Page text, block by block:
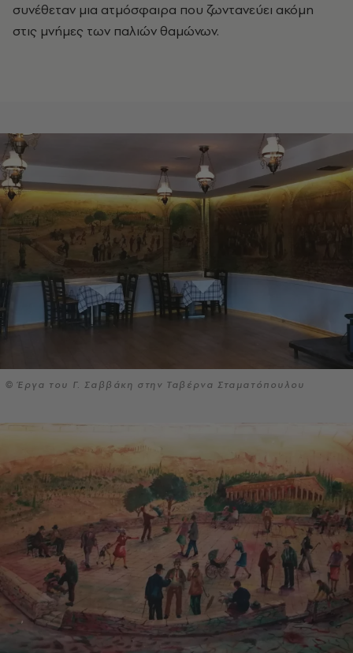
συνέθεταν μια ατμόσφαιρα που ζωντανεύει ακόμη
στις μνήμες των παλιών θαμώνων.
© Έργα του Γ. Σαββάκη στην Ταβέρνα Σταματόπουλου